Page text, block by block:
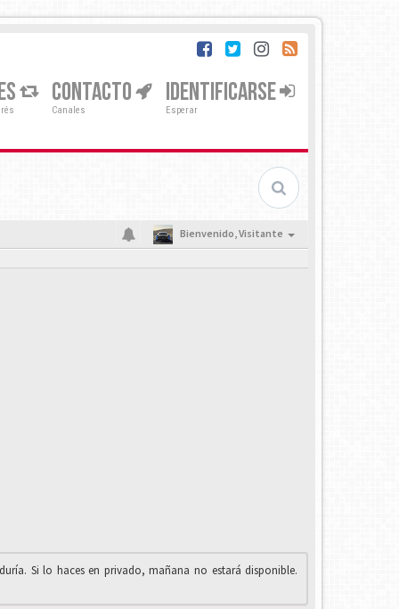
CONTACTO
Canales
IDENTIFICARSE
Esperar
Bienvenido,Visitante
Si lo haces en privado, mañana no estará disponible.